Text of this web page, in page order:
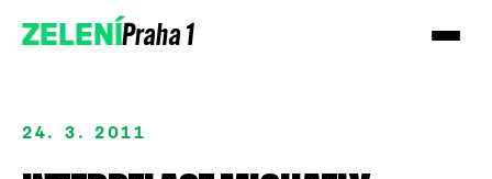
ZELENÍPraha 1
24. 3. 2011